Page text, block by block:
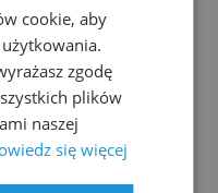
dla środowiska.
ostrożności
aluminium ani
angora).
ani rdzy.
cookie, aby
zgodę
plików
naszej
się więcej